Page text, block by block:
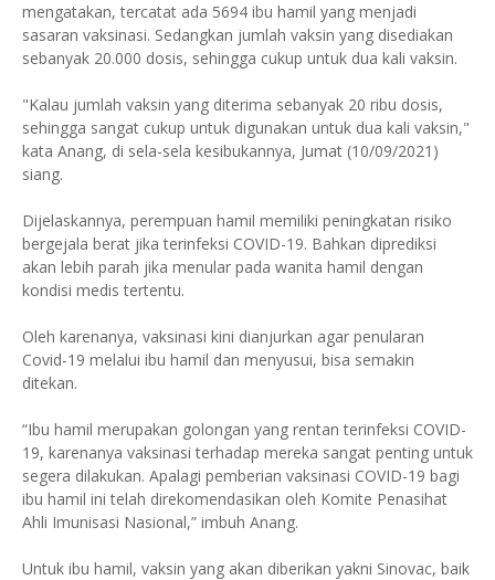
mengatakan, tercatat ada 5694 ibu hamil yang menjadi
sasaran vaksinasi. Sedangkan jumlah vaksin yang disediakan
sebanyak 20.000 dosis, sehingga cukup untuk dua kali vaksin.
"Kalau jumlah vaksin yang diterima sebanyak 20 ribu dosis,
sehingga sangat cukup untuk digunakan untuk dua kali vaksin,"
kata Anang, di sela-sela kesibukannya, Jumat (10/09/2021)
siang.
Dijelaskannya, perempuan hamil memiliki peningkatan risiko
bergejala berat jika terinfeksi COVID-19. Bahkan diprediksi
akan lebih parah jika menular pada wanita hamil dengan
kondisi medis tertentu.
Oleh karenanya, vaksinasi kini dianjurkan agar penularan
Covid-19 melalui ibu hamil dan menyusui, bisa semakin
ditekan.
“Ibu hamil merupakan golongan yang rentan terinfeksi COVID-
19, karenanya vaksinasi terhadap mereka sangat penting untuk
segera dilakukan. Apalagi pemberian vaksinasi COVID-19 bagi
ibu hamil ini telah direkomendasikan oleh Komite Penasihat
Ahli Imunisasi Nasional,” imbuh Anang.
Untuk ibu hamil, vaksin yang akan diberikan yakni Sinovac, baik